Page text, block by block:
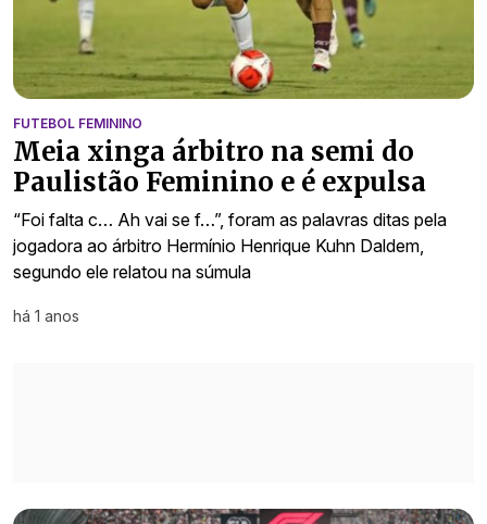
FUTEBOL FEMININO
Meia xinga árbitro na semi do
Paulistão Feminino e é expulsa
“Foi falta c… Ah vai se f…”, foram as palavras ditas pela
jogadora ao árbitro Hermínio Henrique Kuhn Daldem,
segundo ele relatou na súmula
há 1 anos